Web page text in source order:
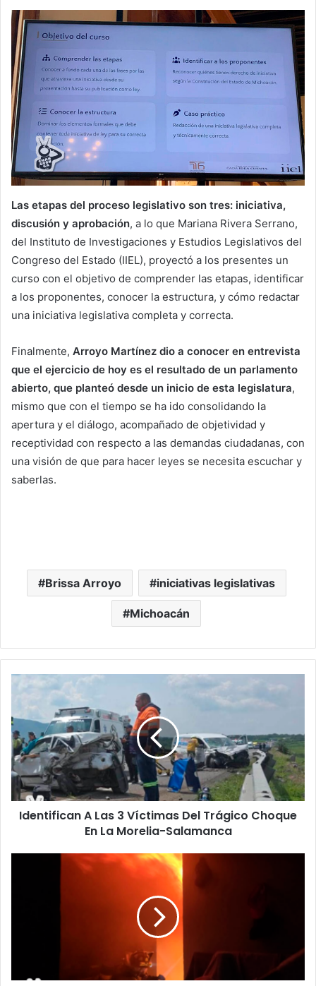
Las etapas del proceso legislativo son tres: iniciativa,
discusión y aprobación, a lo que Mariana Rivera Serrano,
del Instituto de Investigaciones y Estudios Legislativos del
Congreso del Estado (IIEL), proyectó a los presentes un
curso con el objetivo de comprender las etapas, identificar
a los proponentes, conocer la estructura, y cómo redactar
una iniciativa legislativa completa y correcta.
Finalmente, Arroyo Martínez dio a conocer en entrevista
que el ejercicio de hoy es el resultado de un parlamento
abierto, que planteó desde un inicio de esta legislatura,
mismo que con el tiempo se ha ido consolidando la
apertura y el diálogo, acompañado de objetividad y
receptividad con respecto a las demandas ciudadanas, con
una visión de que para hacer leyes se necesita escuchar y
saberlas.
Brissa Arroyo iniciativas legislativas
Michoacán
Identifican
Las
3
Víctimas
Del
Trágico
Choque
En
LaIdentifican A Las 3 Víctimas Del Trágico Choque
En La Morelia-Salamanca
La